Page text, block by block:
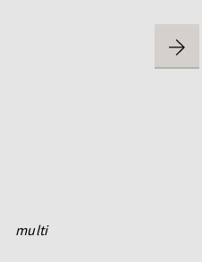
multi